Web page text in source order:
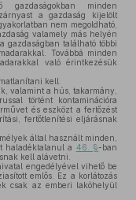
minden
a gazdaság kijelölt
nem megoldható,
valamely más helyén
található többi
Továbbá minden
való érintkezésük
kell.
valamint a hús, takarmány,
történt kontaminációra
és eszközt a fertőzést
fertőtlenítési eljárásnak
által használt minden,
haladéktalanul a 46. §-ban
kell alávetni.
engedélyével vihető be
emlős. Ez a korlátozás
csak az emberi lakóhelyül